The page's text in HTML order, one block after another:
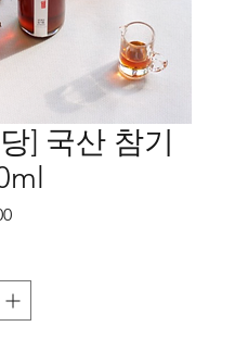
] 국산 참기
가